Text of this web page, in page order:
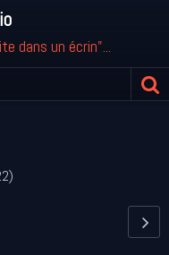
dans un écrin"...